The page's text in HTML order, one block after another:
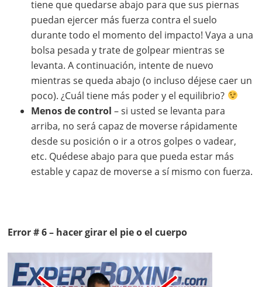
tiene que quedarse abajo para que sus piernas
puedan ejercer más fuerza contra el suelo
durante todo el momento del impacto! Vaya a una
bolsa pesada y trate de golpear mientras se
levanta. A continuación, intente de nuevo
mientras se queda abajo (o incluso déjese caer un
poco). ¿Cuál tiene más poder y el equilibrio?
Menos de control – si usted se levanta para
arriba, no será capaz de moverse rápidamente
desde su posición o ir a otros golpes o vadear,
etc. Quédese abajo para que pueda estar más
estable y capaz de moverse a sí mismo con fuerza.
Error # 6 – hacer girar el pie o el cuerpo